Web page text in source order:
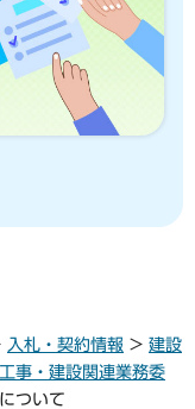
入札・契約情報 > 建設
事・建設関連業務委
ついて